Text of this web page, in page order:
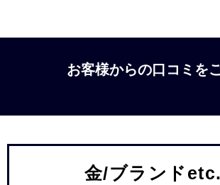
お客様からの口コミを
金/ブランド